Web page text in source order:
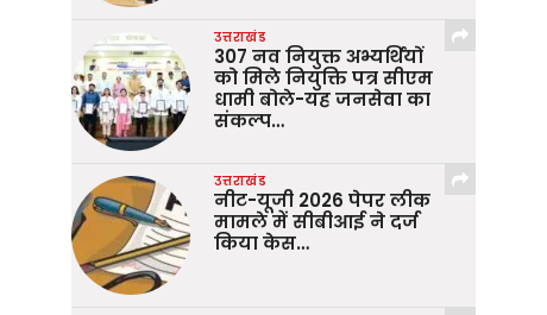
उत्तराखंड
307 नव नियुक्त अभ्यर्थियों
को मिले नियुक्ति पत्र सीएम
धामी बोले-यह जनसेवा का
संकल्प…
उत्तराखंड
नीट-यूजी 2026 पेपर लीक
मामले में सीबीआई ने दर्ज
किया केस…